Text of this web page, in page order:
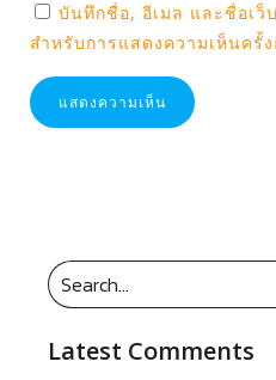
บันทึกชื่อ, อีเมล และชื่อเว็
สำหรับการแสดงความเห็นครั้
Latest Comments